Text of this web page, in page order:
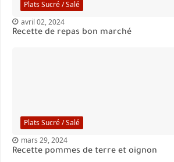
Plats Sucré / Salé
avril 02, 2024
Recette de repas bon marché
Plats Sucré / Salé
mars 29, 2024
Recette pommes de terre et oignon